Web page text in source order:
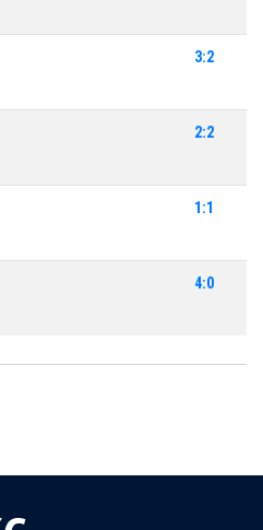
3:2
2:2
1:1
4:0